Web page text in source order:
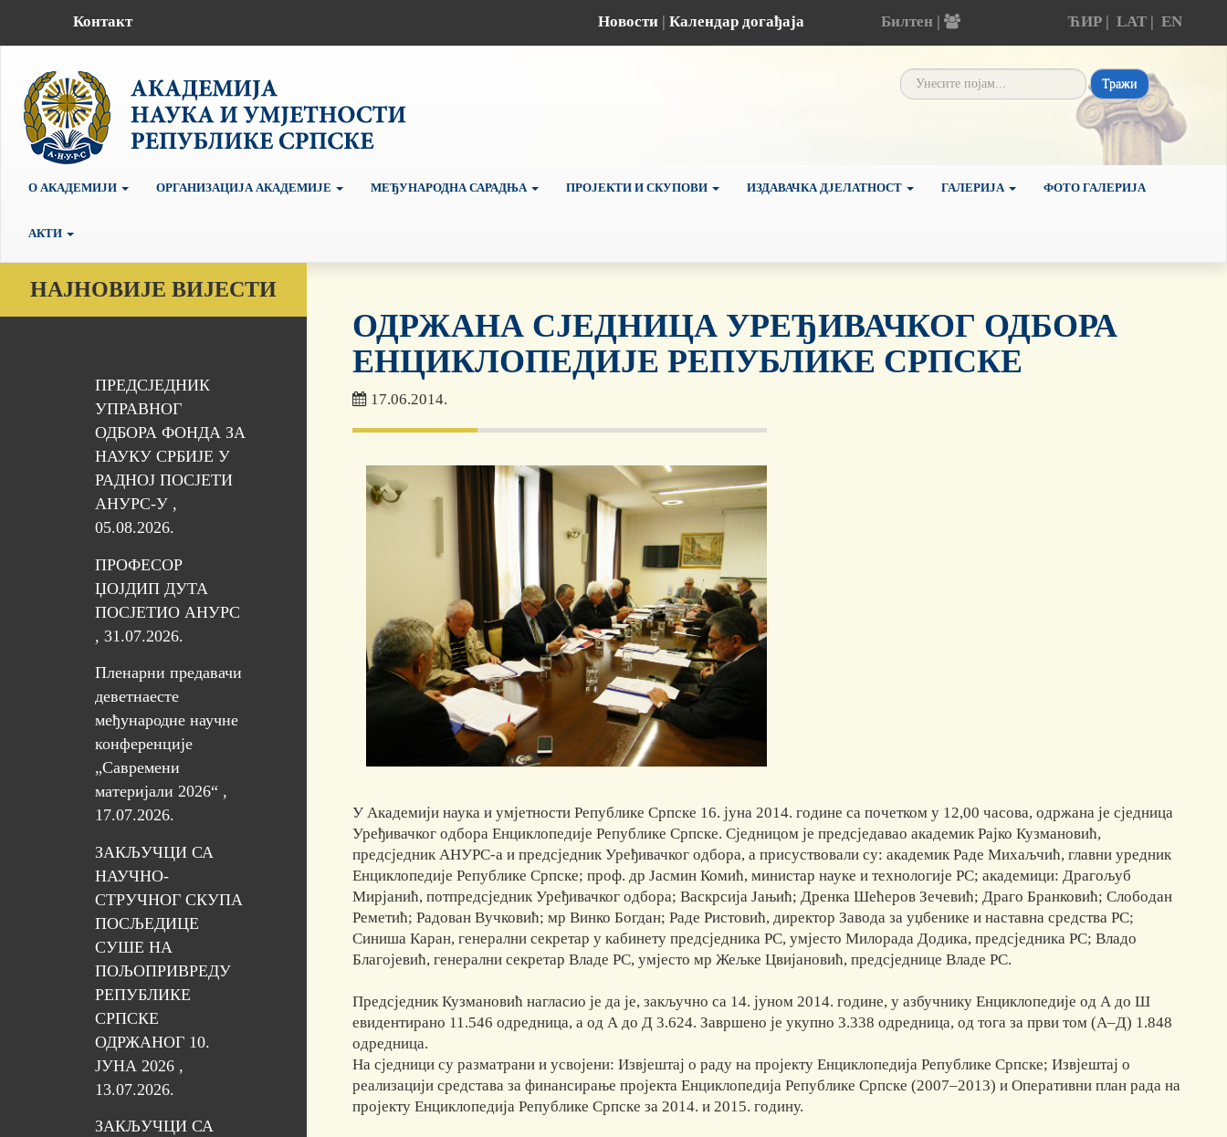
Контакт Новости | Календар догађаја Билтен | ЋИР| LAT| EN
Тражи
О АКАДЕМИЈИ ОРГАНИЗАЦИЈА АКАДЕМИЈЕ МЕЂУНАРОДНА САРАДЊА ПРОЈЕКТИ И СКУПОВИ ИЗДАВАЧКА ДЈЕЛАТНОСТ ГАЛЕРИЈА ФОТО ГАЛЕРИЈА
АКТИ
НАЈНОВИЈЕ ВИЈЕСТИ
ПРЕДСЈЕДНИК
УПРАВНОГ
ОДБОРА ФОНДА ЗА
НАУКУ СРБИЈЕ У
РАДНОЈ ПОСЈЕТИ
АНУРС-У ,
05.08.2026.
ПРОФЕСОР
ЏОЈДИП ДУТА
ПОСЈЕТИО АНУРС
, 31.07.2026.
Пленарни предавачи
деветнаесте
међународне научне
конференције
„Савремени
материјали 2026“ ,
17.07.2026.
ЗАКЉУЧЦИ СА
НАУЧНО-
СТРУЧНОГ СКУПА
ПОСЉЕДИЦЕ
СУШЕ НА
ПОЉОПРИВРЕДУ
РЕПУБЛИКЕ
СРПСКЕ
ОДРЖАНОГ 10.
ЈУНА 2026 ,
13.07.2026.
ЗАКЉУЧЦИ СА
ОДРЖАНА СЈЕДНИЦА УРЕЂИВАЧКОГ ОДБОРА
ЕНЦИКЛОПЕДИЈЕ РЕПУБЛИКЕ СРПСКЕ
17.06.2014.
У Академији наука и умјетности Републике Српске 16. јуна 2014. године са почетком у 12,00 часова, одржана је сједница
Уређивачког одбора Енциклопедије Републике Српске. Сједницом је предсједавао академик Рајко Кузмановић,
предсједник АНУРС-а и предсједник Уређивачког одбора, а присуствовали су: академик Раде Михаљчић, главни уредник
Енциклопедије Републике Српске; проф. др Јасмин Комић, министар науке и технологије РС; академици: Драгољуб
Мирјанић, потпредсједник Уређивачког одбора; Васкрсија Јањић; Дренка Шећеров Зечевић; Драго Бранковић; Слободан
Реметић; Радован Вучковић; мр Винко Богдан; Раде Ристовић, директор Завода за уџбенике и наставна средства РС;
Синиша Каран, генерални секретар у кабинету предсједника РС, умјесто Милорада Додика, предсједника РС; Владо
Благојевић, генерални секретар Владе РС, умјесто мр Жељке Цвијановић, предсједнице Владе РС.
Предсједник Кузмановић нагласио је да je, закључно са 14. јуном 2014. године, у азбучнику Енциклопедије од А до Ш
евидентирано 11.546 одредница, а од А до Д 3.624. Завршено је укупно 3.338 одредница, од тога за први том (А–Д) 1.848
одредница.
На сједници су разматрани и усвојени: Извјештај о раду на пројекту Енциклопедија Републике Српске; Извјештај о
реализацији средстава за финансирање пројекта Енциклопедија Републике Српске (2007–2013) и Оперативни план рада на
пројекту Енциклопедија Републике Српске за 2014. и 2015. годину.